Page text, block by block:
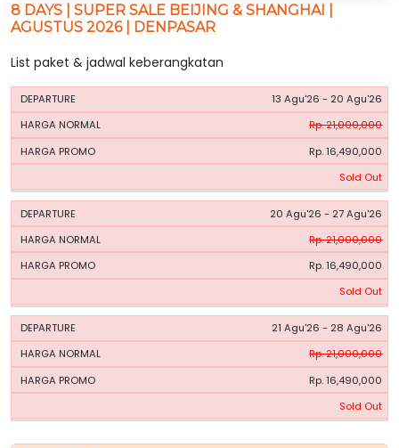
8 DAYS | SUPER SALE BEIJING & SHANGHAI |
AGUSTUS 2026 | DENPASAR
List paket & jadwal keberangkatan
PERIODE
HARGA
13 Agu'26 - 20 Agu'26
Rp. 21,000,000
Rp. 16,490,000
Sold Out
20 Agu'26 - 27 Agu'26
Rp. 21,000,000
Rp. 16,490,000
Sold Out
21 Agu'26 - 28 Agu'26
Rp. 21,000,000
Rp. 16,490,000
Sold Out